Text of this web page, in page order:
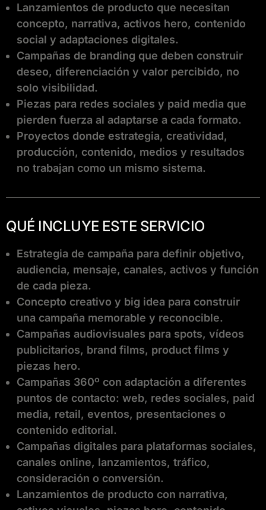
Lanzamientos de producto que necesitan
concepto, narrativa, activos hero, contenido
social y adaptaciones digitales.
Campañas de branding que deben construir
deseo, diferenciación y valor percibido, no
solo visibilidad.
Piezas para redes sociales y paid media que
pierden fuerza al adaptarse a cada formato.
Proyectos donde estrategia, creatividad,
producción, contenido, medios y resultados
no trabajan como un mismo sistema.
QUÉ INCLUYE ESTE SERVICIO
Estrategia de campaña para definir objetivo,
audiencia, mensaje, canales, activos y función
de cada pieza.
Concepto creativo y big idea para construir
una campaña memorable y reconocible.
Campañas audiovisuales para spots, vídeos
publicitarios, brand films, product films y
piezas hero.
Campañas 360º con adaptación a diferentes
puntos de contacto: web, redes sociales, paid
media, retail, eventos, presentaciones o
contenido editorial.
Campañas digitales para plataformas sociales,
canales online, lanzamientos, tráfico,
consideración o conversión.
Lanzamientos de producto con narrativa,